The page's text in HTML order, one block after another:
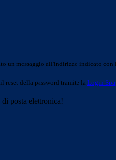
un messaggio all'indirizzo indicato con
reset della password tramite la Login
posta elettronica!